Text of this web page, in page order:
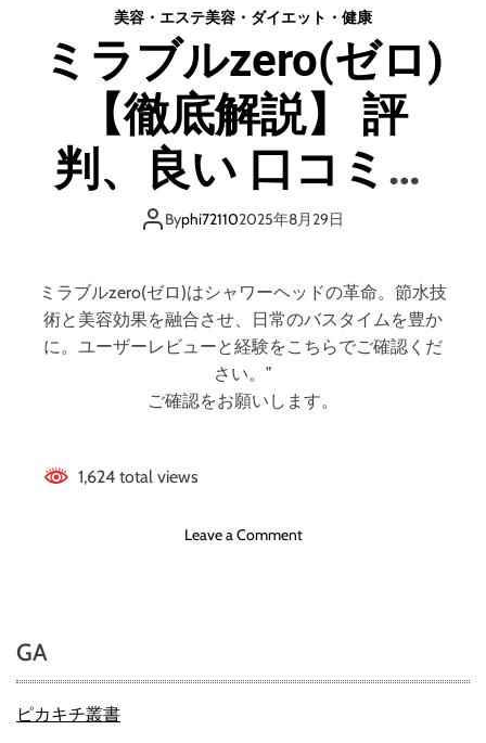
ル
オ
ン
ラ
イ
式
Ｇ
Ｗ
Ｆ
愛
美容・エステ美容・ダイエット・健康
ミラブルzero(ゼロ)
【徹底解説】 評
判、良い 口コミ、
悪い口コミ、メリ
ットとデメリット!!
Byphi721102025年8月29日
ミラブルzero(ゼロ)はシャワーヘッドの革命。節水技
術と美容効果を融合させ、日常のバスタイムを豊か
に。ユーザーレビューと経験をこちらでご確認くだ
さい。”
ご確認をお願いします。
1,624 total views
Leave a Commento
z
GA
ピカキチ叢書